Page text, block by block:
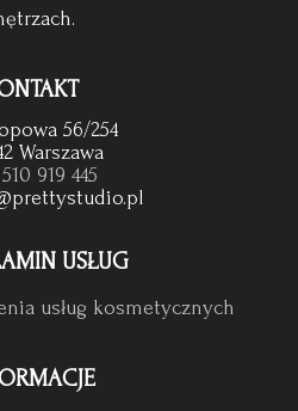
56/254
Warszawa
919 445
USŁUG
usług kosmetycznych